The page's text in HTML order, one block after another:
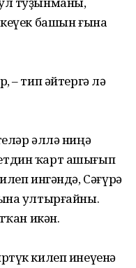
башын ғына
тип әйтергә лә
әллә ниңә
ҡарт ашығып
ингәндә, Сәғүрә
ултырғайны.
икән.
килеп инеүенә